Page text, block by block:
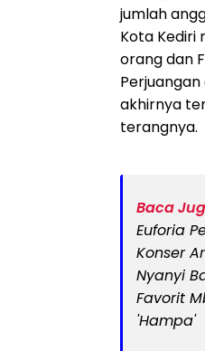
jumlah
Kota Kediri
orang dan
akhirnya
terangnya.
Baca
Euforia
Konser
Nyanyi
Favorit
'Hampa'